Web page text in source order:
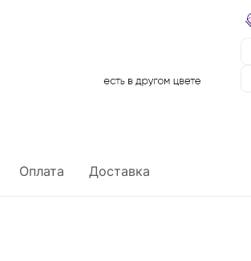
Оплата Доставка